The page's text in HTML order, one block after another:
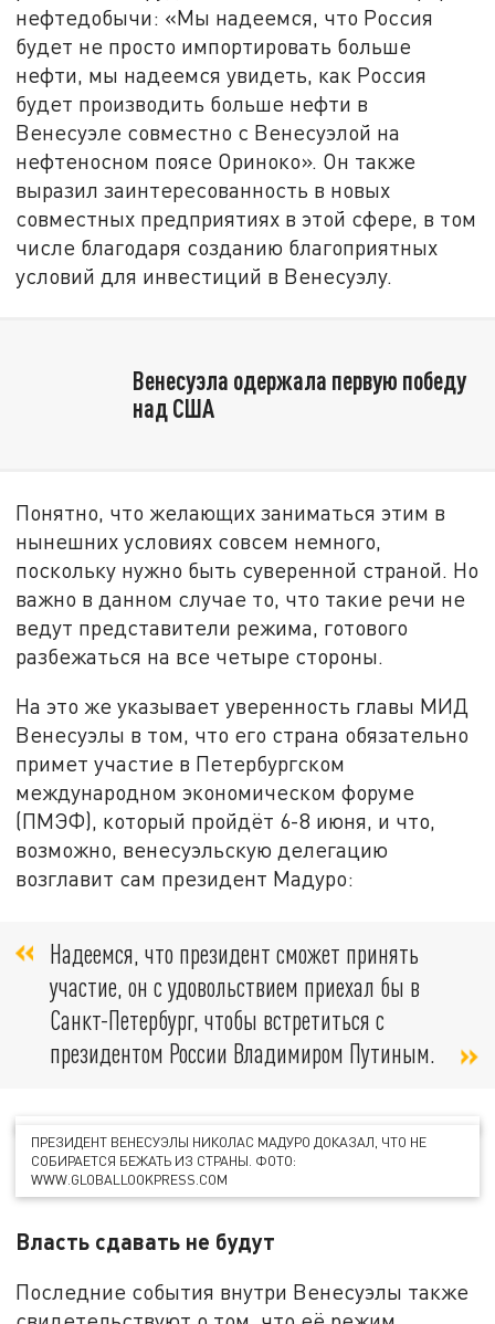
нефтедобычи: «Мы надеемся, что Россия
будет не просто импортировать больше
нефти, мы надеемся увидеть, как Россия
будет производить больше нефти в
Венесуэле совместно с Венесуэлой на
нефтеносном поясе Ориноко». Он также
выразил заинтересованность в новых
совместных предприятиях в этой сфере, в том
числе благодаря созданию благоприятных
условий для инвестиций в Венесуэлу.
Венесуэла одержала первую победу
над США
Понятно, что желающих заниматься этим в
нынешних условиях совсем немного,
поскольку нужно быть суверенной страной. Но
важно в данном случае то, что такие речи не
ведут представители режима, готового
разбежаться на все четыре стороны.
На это же указывает уверенность главы МИД
Венесуэлы в том, что его страна обязательно
примет участие в Петербургском
международном экономическом форуме
(ПМЭФ), который пройдёт 6-8 июня, и что,
возможно, венесуэльскую делегацию
возглавит сам президент Мадуро:
Надеемся, что президент сможет принять
участие, он с удовольствием приехал бы в
Санкт-Петербург, чтобы встретиться с
президентом России Владимиром Путиным.
ПРЕЗИДЕНТ ВЕНЕСУЭЛЫ НИКОЛАС МАДУРО ДОКАЗАЛ, ЧТО НЕ
СОБИРАЕТСЯ БЕЖАТЬ ИЗ СТРАНЫ. ФОТО:
WWW.GLOBALLOOKPRESS.COM
Власть сдавать не будут
Последние события внутри Венесуэлы также